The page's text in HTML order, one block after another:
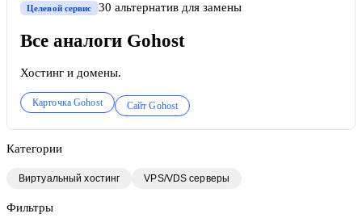
Целевой сервис 30 альтернативдля замены
Все аналоги Gohost
Хостинг и домены.
КарточкаGohost СайтGohost
Категории
Виртуальный хостинг VPS/VDS серверы
Фильтры